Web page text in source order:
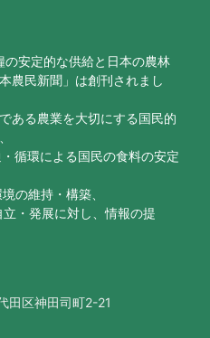
安定的な供給と日本の農林
農民新聞」は創刊されまし
ある農業を大切にする国民的
循環による国民の食料の安定
の維持・構築、
・発展に対し、情報の提
田区神田司町2-21